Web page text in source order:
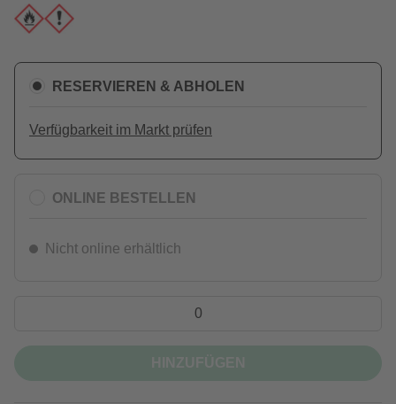
RESERVIEREN & ABHOLEN
Verfügbarkeit im Markt prüfen
ONLINE BESTELLEN
Nicht online erhältlich